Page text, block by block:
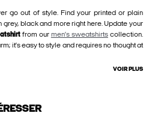
go out of style. Find your printed or plain
black and more right here. Update your
from our men’s sweatshirtscollection.
it’s easy to style and requires no thought at
VOIR PLUS